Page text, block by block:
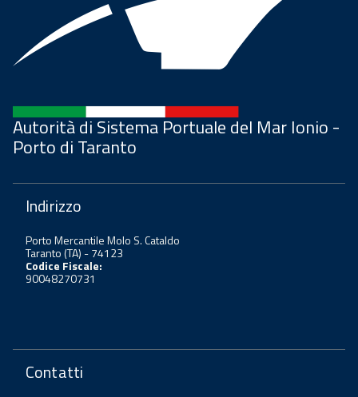
Autorità di Sistema Portuale del Mar Ionio -
Porto di Taranto
Indirizzo
Porto Mercantile Molo S. Cataldo
Taranto (TA) - 74123
Codice Fiscale:
90048270731
Contatti